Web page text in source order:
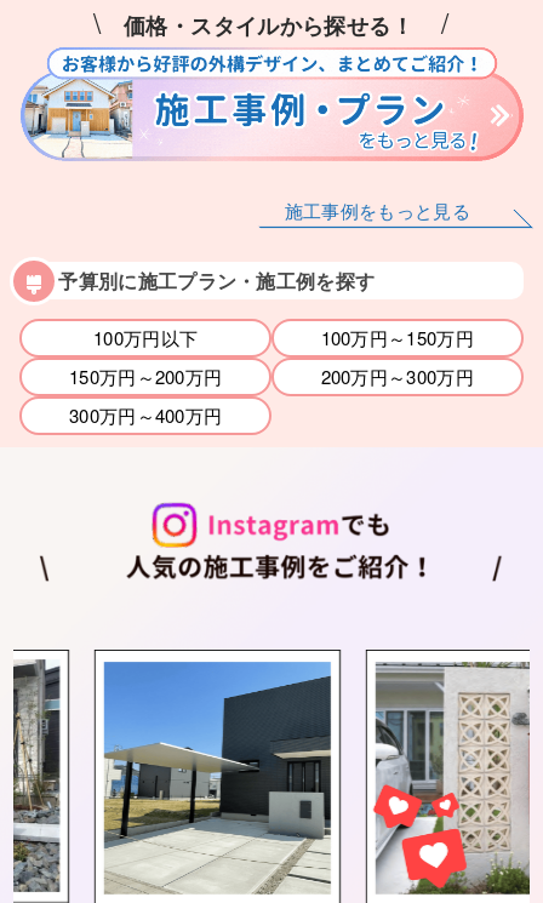
\価格・スタイルから探せる！ /
施工事例をもっと見る
予算別に施工プラン・施工例を探す
100万円以下
100万円～150万円
150万円～200万円
200万円～300万円
300万円～400万円